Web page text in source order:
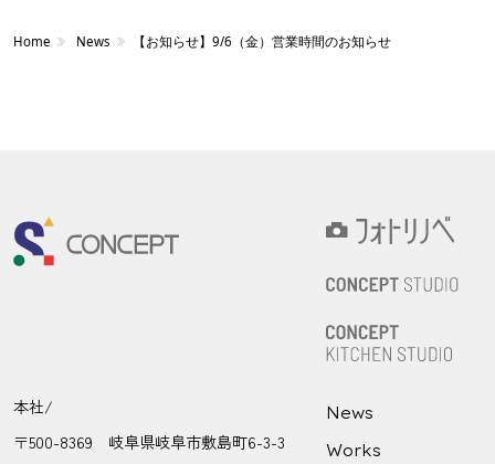
Home News 【お知らせ】9/6（金）営業時間のお知らせ
本社/
〒500-8369 岐阜県岐阜市敷島町6-3-3
News
Works